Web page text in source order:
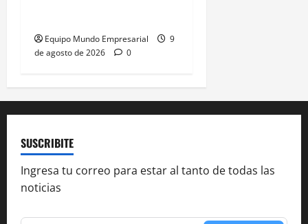
Equipo Mundo Empresarial
9
de agosto de 2026
0
SUSCRIBITE
Ingresa tu correo para estar al tanto de todas las
noticias